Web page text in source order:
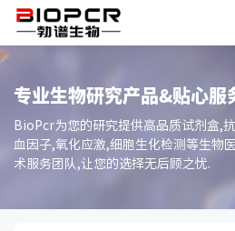
专业生物研究产品&贴心服
BioPcr为您的研究提供高品质试剂盒,
血因子,氧化应激,细胞生化检测等生物
术服务团队,让您的选择无后顾之忧.